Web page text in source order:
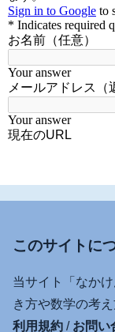
このサイトに
当サイト「なか
き方や数学の考
利用規約 / お問い